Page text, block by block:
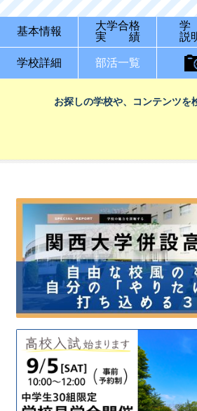
基本情報
大学合格
実 績
学
説
学校詳細 部活一覧
お探しの学校や、コンテンツを